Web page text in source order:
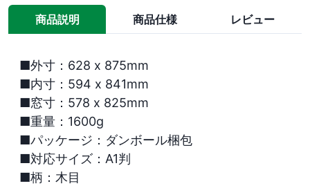
商品説明 商品仕様 レビュー
■外寸：628 x 875mm
■内寸：594 x 841mm
■窓寸：578 x 825mm
■重量：1600g
■パッケージ：ダンボール梱包
■対応サイズ：A1判
■柄：木目